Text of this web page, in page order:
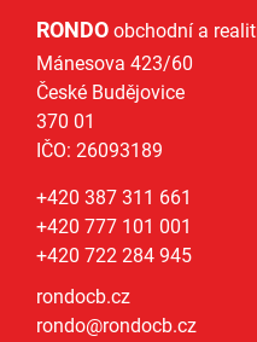
RONDO obchodní a
Mánesova 423/60
České Budějovice
370 01
IČO: 26093189
+420 387 311 661
+420 777 101 001
+420 722 284 945
rondocb.cz
rondo@rondocb.cz